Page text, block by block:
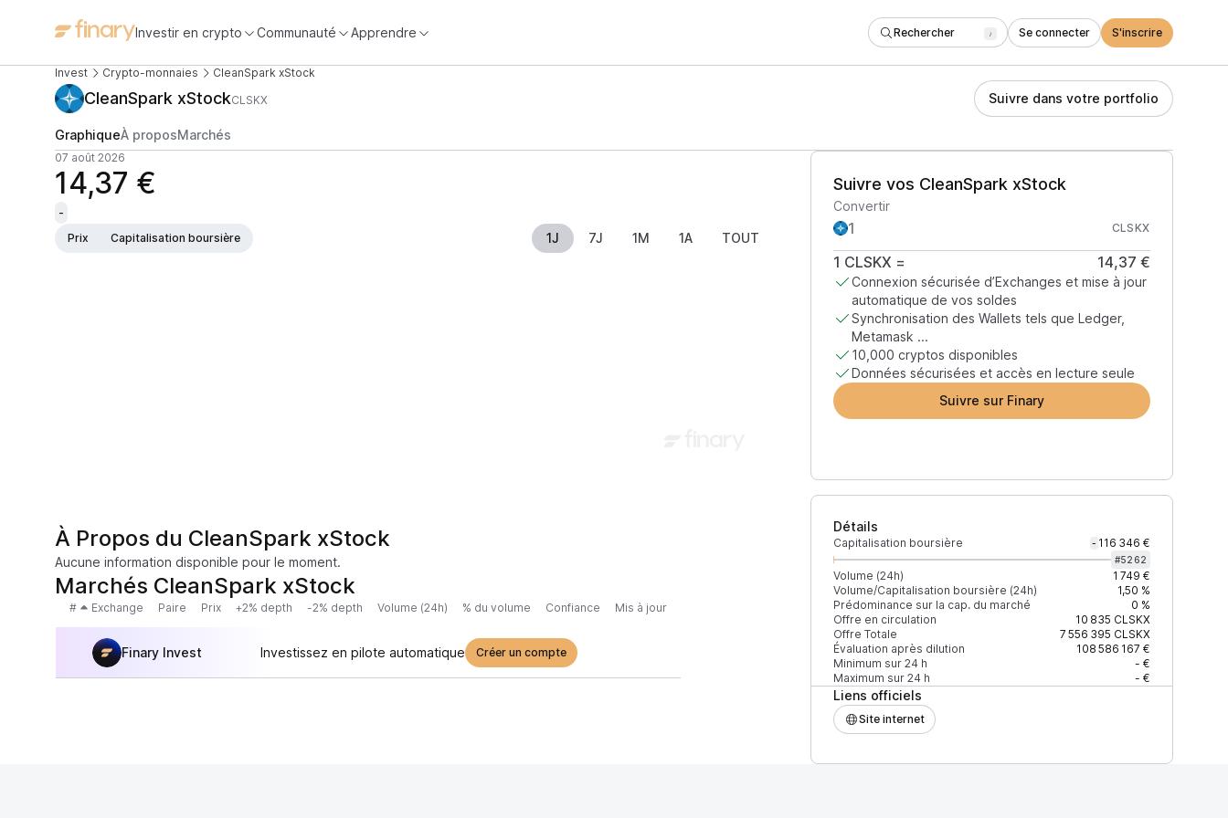
Investir en crypto Communauté Apprendre Rechercher / Se connecter S'inscrire
Invest Crypto-monnaies CleanSpark xStock
CleanSpark xStockCLSKX Suivre dans votre portfolio
GraphiqueÀ proposMarchés
07 août 2026
14,37 €
-
Prix
Capitalisation boursière 1J 7J 1M 1A TOUT
Suivre vos CleanSpark xStock
Convertir
CLSKX
1 CLSKX = 14,37 €
Connexion sécurisée d’Exchanges et mise à jour
automatique de vos soldes
Synchronisation des Wallets tels que Ledger,
Metamask ...
10,000 cryptos disponibles
Données sécurisées et accès en lecture seule
Suivre sur Finary
Détails
Capitalisation boursière - 116 346 €
#5262
Volume (24h)
1 749 €
Volume/Capitalisation boursière (24h)
1,50 %
Prédominance sur la cap. du marché
0 %
Offre en circulation
10 835 CLSKX
Offre Totale
7 556 395 CLSKX
Évaluation après dilution
108 586 167 €
Minimum sur 24 h
- €
Maximum sur 24 h
- €
Liens officiels
Site internet
À Propos du CleanSpark xStock
Aucune information disponible pour le moment.
Marchés CleanSpark xStock
# Exchange Paire Prix +2% depth -2% depth Volume (24h) % du volume Confiance Mis à jour
Finary Invest Investissez en pilote automatique Créer un compte